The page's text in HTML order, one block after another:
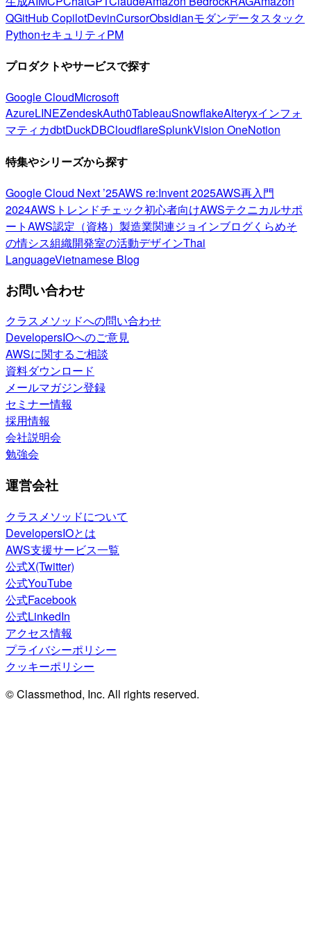
QGitHub CopilotDevinCursorObsidianモダンデータスタック
PythonセキュリティPM
プロダクトやサービスで探す
Google CloudMicrosoft
AzureLINEZendeskAuth0TableauSnowflakeAlteryxインフォ
マティカdbtDuckDBCloudflareSplunkVision OneNotion
特集やシリーズから探す
Google Cloud Next ’25AWS re:Invent 2025AWS再入門
2024AWSトレンドチェック初心者向けAWSテクニカルサポ
ートAWS認定（資格） 製造業関連ジョインブログくらめそ
の情シス組織開発室の活動デザインThai
LanguageVietnamese Blog
お問い合わせ
クラスメソッドへの問い合わせ
DevelopersIOへのご意見
AWSに関するご相談
資料ダウンロード
メールマガジン登録
セミナー情報
採用情報
会社説明会
勉強会
運営会社
クラスメソッドについて
DevelopersIOとは
AWS支援サービス一覧
公式X(Twitter)
公式YouTube
公式Facebook
公式LinkedIn
アクセス情報
プライバシーポリシー
クッキーポリシー
© Classmethod, Inc. All rights reserved.